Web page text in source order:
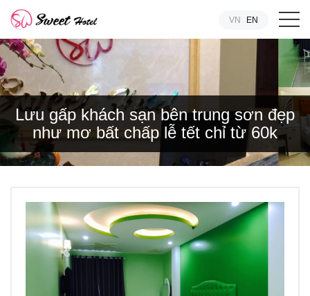
VN EN
Lưu gấp khách sạn bên trung sơn đẹp
như mơ bất chấp lễ tết chỉ từ 60k